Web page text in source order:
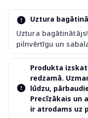
Uztura
Uztura
pilnvērtīgu un
Produkta
redzamā.
lūdzu,
Precīzākais un
ir atrodams uz